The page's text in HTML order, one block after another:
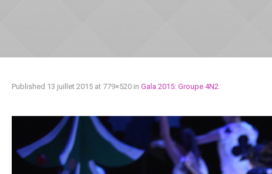
Published 13 juillet 2015 at 779×520 in Gala 2015: Groupe 4N2.